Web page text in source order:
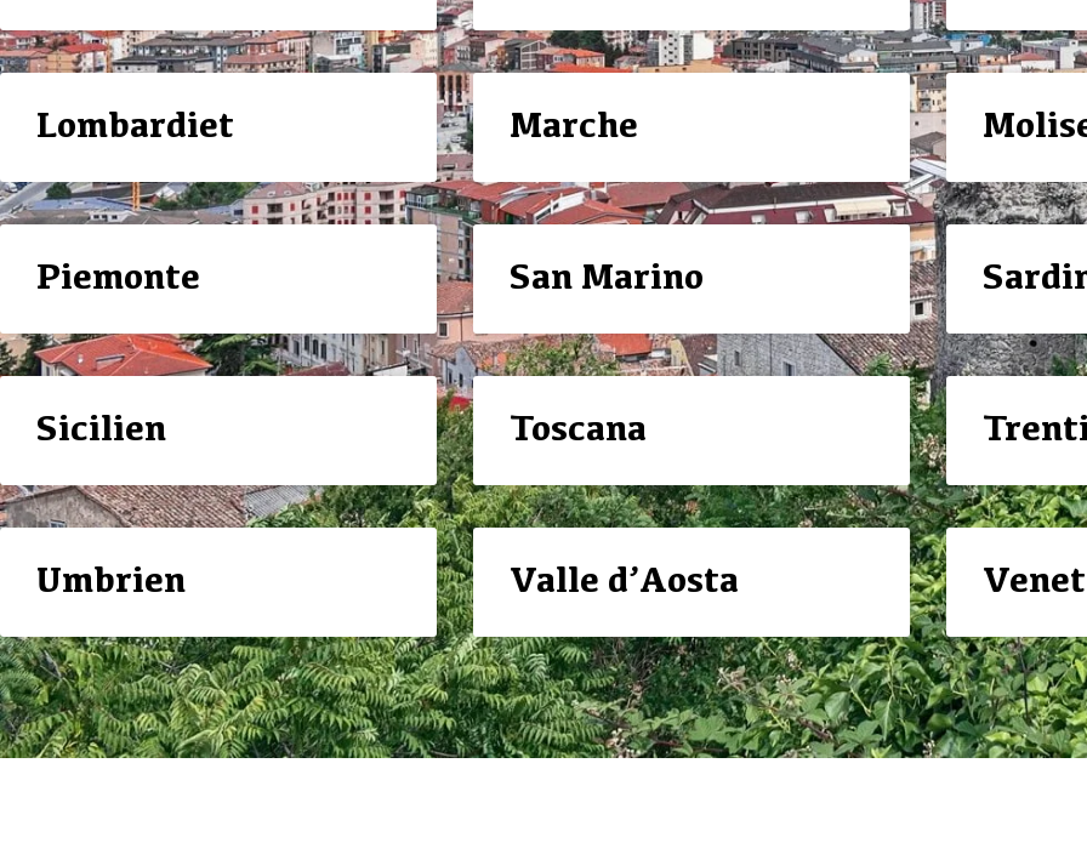
Lombardiet Marche
Piemonte San Marino
Sicilien Toscana
Umbrien Valle d’Aosta